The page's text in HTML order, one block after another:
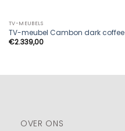
TV-MEUBELS
TV-meubel Cambon dark coffee
€2.339,00
OVER ONS